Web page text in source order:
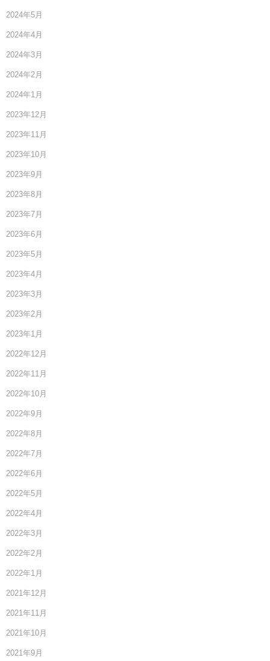
2024年5月
2024年4月
2024年3月
2024年2月
2024年1月
2023年12月
2023年11月
2023年10月
2023年9月
2023年8月
2023年7月
2023年6月
2023年5月
2023年4月
2023年3月
2023年2月
2023年1月
2022年12月
2022年11月
2022年10月
2022年9月
2022年8月
2022年7月
2022年6月
2022年5月
2022年4月
2022年3月
2022年2月
2022年1月
2021年12月
2021年11月
2021年10月
2021年9月